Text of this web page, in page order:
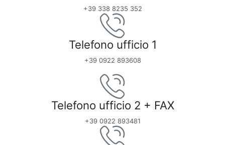
+39 338 8235 352
Telefono ufficio 1
+39 0922 893608
Telefono ufficio 2 + FAX
+39 0922 893481